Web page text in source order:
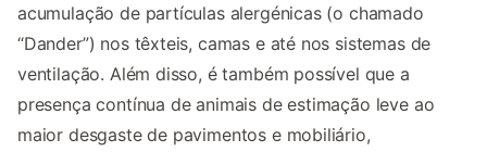
acumulação de partículas alergénicas (o chamado
“Dander”) nos têxteis, camas e até nos sistemas de
ventilação. Além disso, é também possível que a
presença contínua de animais de estimação leve ao
maior desgaste de pavimentos e mobiliário,